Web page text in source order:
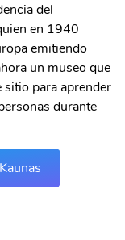
del
en 1940
emitiendo
un museo que
para aprender
durante